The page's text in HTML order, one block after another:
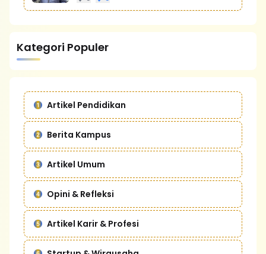
Kategori Populer
Artikel Pendidikan
Berita Kampus
Artikel Umum
Opini & Refleksi
Artikel Karir & Profesi